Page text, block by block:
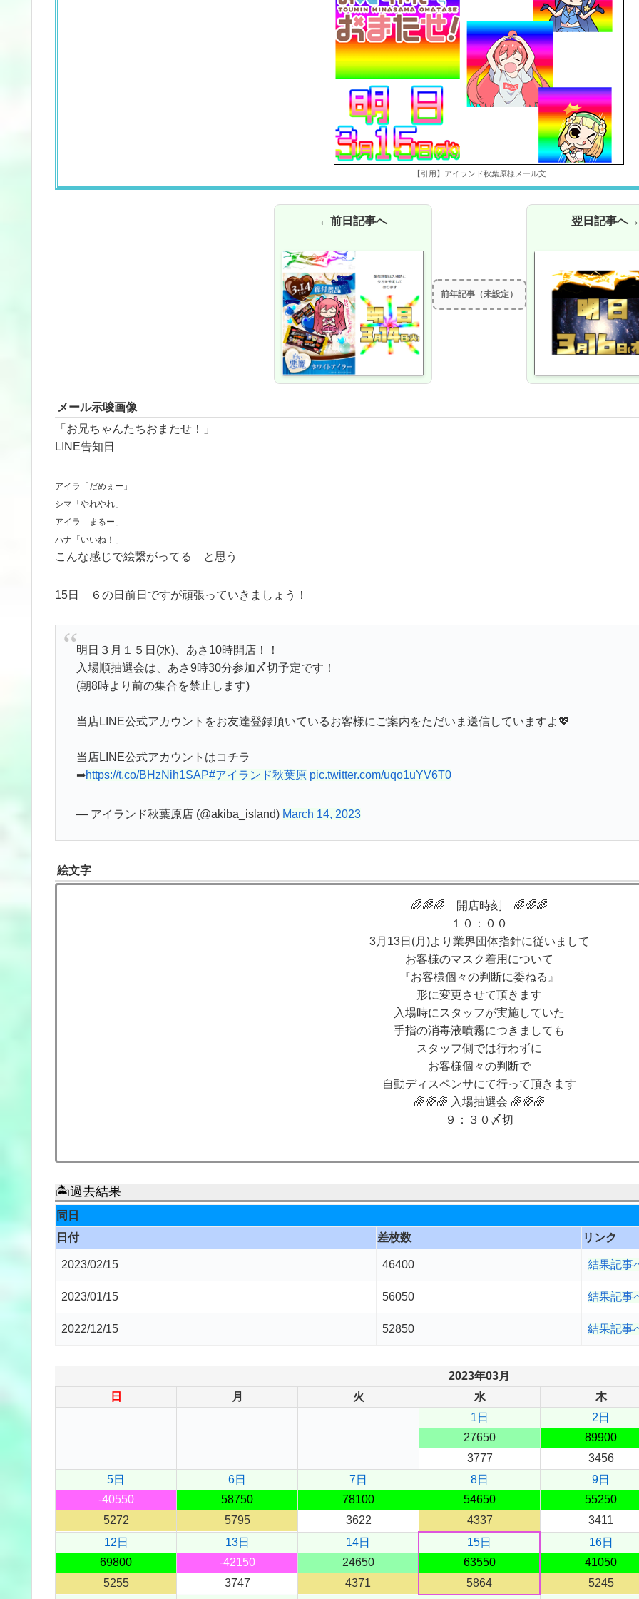
【引用】アイランド秋葉原様メール文
←前日記事へ
前年記事（未設定）
翌日記事へ→
メール示唆画像
「お兄ちゃんたちおまたせ！」
LINE告知日
アイラ「だめぇー」
シマ「やれやれ」
アイラ「まるー」
ハナ「いいね！」
こんな感じで絵繋がってる と思う
15日 ６の日前日ですが頑張っていきましょう！
明日３月１５日(水)、あさ10時開店！！
入場順抽選会は、あさ9時30分参加〆切予定です！
(朝8時より前の集合を禁止します)
当店LINE公式アカウントをお友達登録頂いているお客様にご案内をただいま送信していますよ💖
当店LINE公式アカウントはコチラ
➡https://t.co/BHzNih1SAP#アイランド秋葉原 pic.twitter.com/uqo1uYV6T0
— アイランド秋葉原店 (@akiba_island) March 14, 2023
絵文字
🌈🌈🌈 開店時刻 🌈🌈🌈
１０：００
3月13日(月)より業界団体指針に従いまして
お客様のマスク着用について
『お客様個々の判断に委ねる』
形に変更させて頂きます
入場時にスタッフが実施していた
手指の消毒液噴霧につきましても
スタッフ側では行わずに
お客様個々の判断で
自動ディスペンサにて行って頂きます
🌈🌈🌈 入場抽選会 🌈🌈🌈
９：３０〆切
🏝過去結果
同日
日付
差枚数 リンク
2023/02/15 46400 結果記事
2023/01/15 56050 結果記事
2022/12/15 52850 結果記事
2023年03月
日
月 火 水
木
1日
27650
3777
2日
89900
3456
5日
-40550
5272
6日
58750
5795
7日
78100
3622
8日
54650
4337
9日
55250
3411
12日
69800
5255
13日
-42150
3747
14日
24650
4371
15日
63550
5864
16日
41050
5245